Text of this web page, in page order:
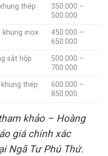
thép
350.000 –
500.000
khung inox
450.000 –
650.000
sắt hộp
500.000 –
700.000
thép
600.000 –
850.000
khảo – Hoàng
giá chính xác
Ngã Tư Phú Thứ.